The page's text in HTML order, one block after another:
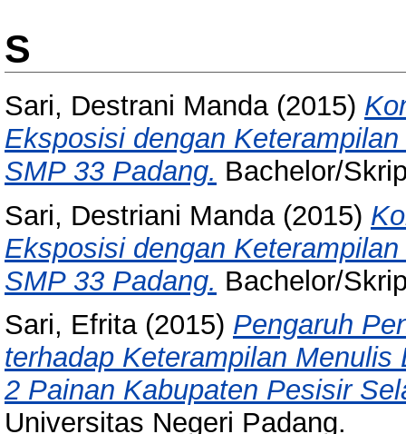
S
Sari, Destrani Manda(2015)
Eksposisi dengan
SMP 33 Padang. Bachelor/
Sari, Destriani Manda(2015)
Eksposisi dengan
SMP 33 Padang. Bachelor/
Sari, Efrita(2015) Pengaruh
terhadap Keterampilan
2 Painan Kabupaten Pesisir
Universitas Negeri Padang.